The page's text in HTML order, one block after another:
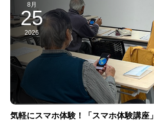
8月
25
2026
気軽にスマホ体験！「スマホ体験講座」